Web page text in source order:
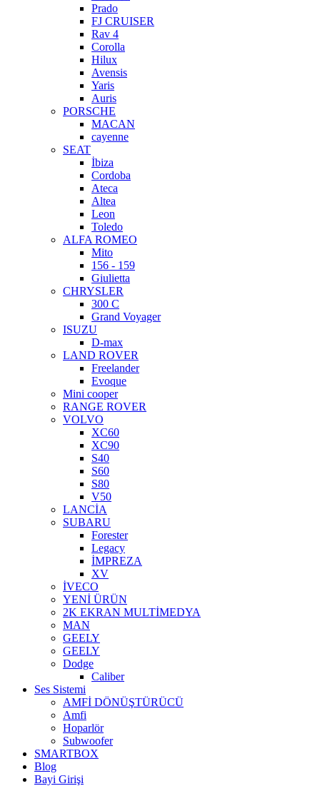
Prado
FJ CRUISER
Rav 4
Corolla
Hilux
Avensis
Yaris
Auris
PORSCHE
MACAN
cayenne
SEAT
İbiza
Cordoba
Ateca
Altea
Leon
Toledo
ALFA ROMEO
Mito
156 - 159
Giulietta
CHRYSLER
300 C
Grand Voyager
ISUZU
D-max
LAND ROVER
Freelander
Evoque
Mini cooper
RANGE ROVER
VOLVO
XC60
XC90
S40
S60
S80
V50
LANCİA
SUBARU
Forester
Legacy
İMPREZA
XV
İVECO
YENİ ÜRÜN
2K EKRAN MULTİMEDYA
MAN
GEELY
GEELY
Dodge
Caliber
Ses Sistemi
AMFİ DÖNÜŞTÜRÜCÜ
Amfi
Hoparlör
Subwoofer
SMARTBOX
Blog
Bayi Girişi